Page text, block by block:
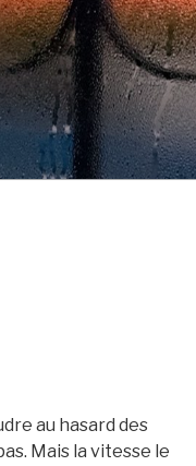
au hasard des
Mais la vitesse le